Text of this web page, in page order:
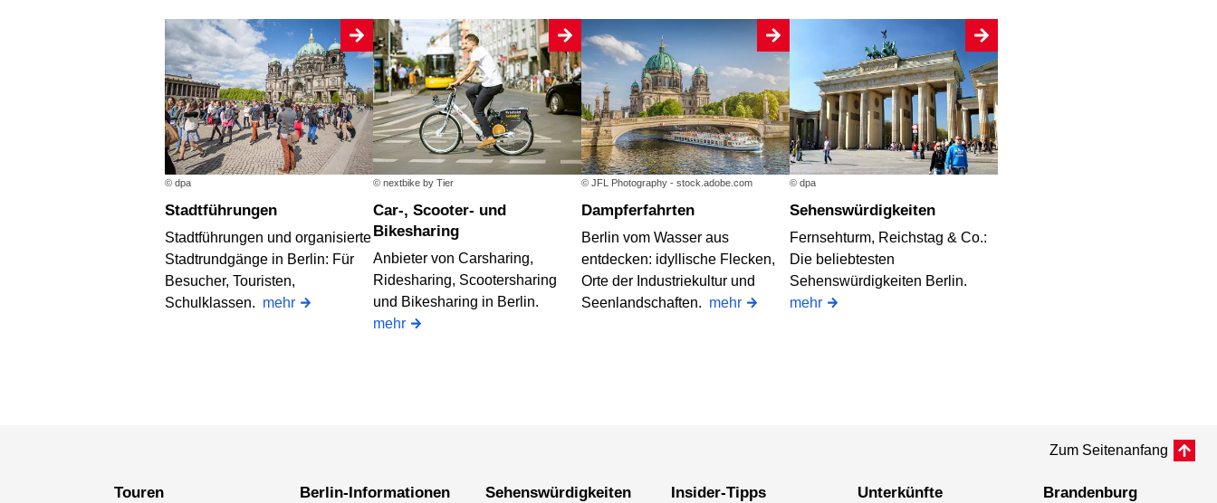
© dpa
Stadtführungen
Stadtführungen und organisierte
Stadtrundgänge in Berlin: Für
Besucher, Touristen,
Schulklassen. mehr
© nextbike by Tier
Car-, Scooter- und
Bikesharing
Anbieter von Carsharing,
Ridesharing, Scootersharing
und Bikesharing in Berlin.
mehr
© JFL Photography - stock.adobe.com
Dampferfahrten
Berlin vom Wasser aus
entdecken: idyllische Flecken,
Orte der Industriekultur und
Seenlandschaften. mehr
© dpa
Sehenswürdigkeiten
Fernsehturm, Reichstag & Co.:
Die beliebtesten
Sehenswürdigkeiten Berlin.
mehr
Zum Seitenanfang
Touren Berlin-Informationen Sehenswürdigkeiten Insider-Tipps Unterkünfte Brandenburg